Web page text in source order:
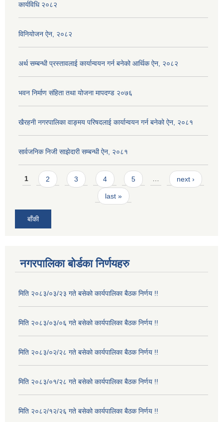
कार्यविधि २०८२
विनियोजन ऐन, २०८२
अर्थ सम्बन्धी प्रस्तावलाई कार्यान्वयन गर्न बनेको आर्थिक ऐन, २०८२
भवन निर्माण संहिता तथा योजना मापदण्ड २०७६
खैरहनी नगरपालिका वाङ्मय परिषदलाई कार्यान्वयन गर्न बनेको ऐन, २०८१
सार्वजनिक निजी साझेदारी सम्बन्धी ऐन, २०८१
Pages
1 2 3 4 5 … next ›
last »
बाँकी
नगरपालिका बोर्डका निर्णयहरु
मिति २०८३/०३/२३ गते बसेको कार्यपालिका बैठक निर्णय !!
मिति २०८३/०३/०६ गते बसेको कार्यपालिका बैठक निर्णय !!
मिति २०८३/०२/२८ गते बसेको कार्यपालिका बैठक निर्णय !!
मिति २०८३/०१/२८ गते बसेको कार्यपालिका बैठक निर्णय !!
मिति २०८२/१२/२६ गते बसेको कार्यपालिका बैठक निर्णय !!